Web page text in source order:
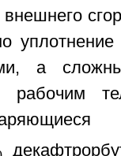
а
рабочим